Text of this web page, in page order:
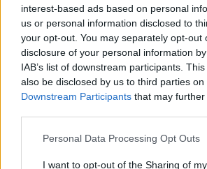
interest-based ads based on personal
us or personal information disclosed to
your opt-out. You may separately opt-out
disclosure of your personal information
IAB’s list of downstream participants.
also be disclosed by us to third parties on
Downstream Participants that may
Please note that this website/app uses
not limited to your visit or usage
Personal Data Processing Opt Outs
I want to opt-out of the Sharing of my
HÁBORÚ
NATO VLAGYIMIR PUTYIN
NÉPSZERŰ